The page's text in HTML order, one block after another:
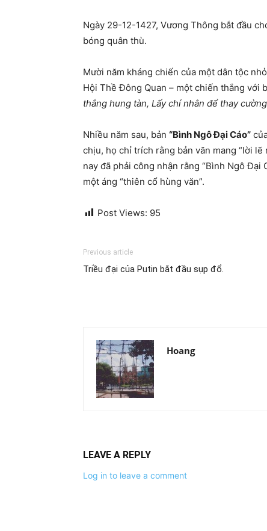
Ngày 29-12-1427, Vương Thông bắt đầu
bóng quân thù.
Mười năm kháng chiến của một dân tộc
Hội Thề Đông Quan – một chiến thắng với
thắng hung tàn, Lấy chí nhân để thay
Nhiều năm sau, bản “Bình Ngô Đại Cáo”
chịu, họ chỉ trích rằng bản văn mang “lời
nay đã phải công nhận rằng “Bình Ngô
một áng “thiên cổ hùng văn”.
Post Views: 95
Previous article
Triều đại của Putin bắt đầu sụp đổ.
Hoang
LEAVE A REPLY
Log in to leave a comment